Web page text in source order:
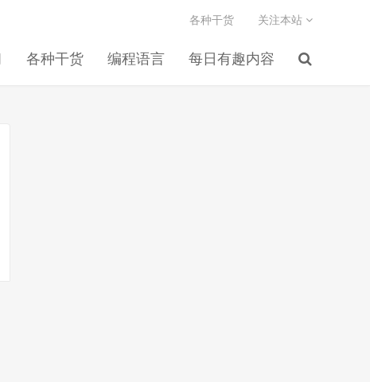
各种干货 编程语言 每日有趣内容
各种干货 关注本站